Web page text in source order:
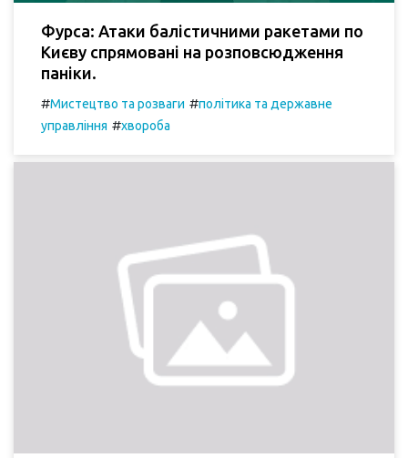
Фурса: Атаки балістичними ракетами по
Києву спрямовані на розповсюдження
паніки.
#Мистецтво та розваги #політика та державне
управління #хвороба